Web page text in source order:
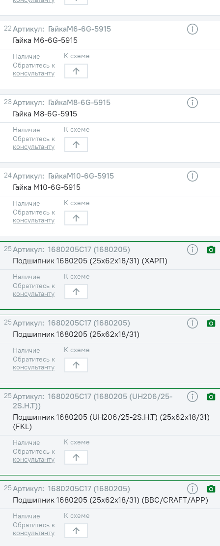
22
ГайкаМ6-6G-5915
Гайка М6-6G-5915
Наличие
Обратитесь к
консультанту
К схеме
23
ГайкаМ8-6G-5915
Гайка М8-6G-5915
Наличие
Обратитесь к
консультанту
К схеме
24
ГайкаМ10-6G-5915
Гайка М10-6G-5915
Наличие
Обратитесь к
консультанту
К схеме
25
1680205С17 (1680205)
Подшипник 1680205 (25х62х18/31) (ХАРП)
Наличие
Обратитесь к
консультанту
К схеме
25
1680205С17 (1680205)
Подшипник 1680205 (25х62х18/31)
Наличие
Обратитесь к
консультанту
К схеме
25
1680205С17 (1680205 (UH206/25-
2S.H.T))
Подшипник 1680205 (UH206/25-2S.H.T) (25х62х18/31)
(FKL)
Наличие
Обратитесь к
консультанту
К схеме
25
1680205С17 (1680205)
Подшипник 1680205 (25х62х18/31) (BBC/CRAFT/APP)
Наличие
Обратитесь к
консультанту
К схеме